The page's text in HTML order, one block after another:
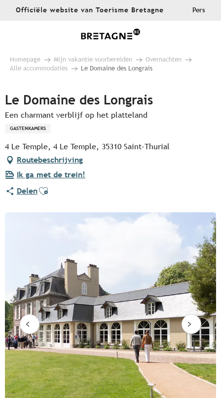
AllerOfficiële website van Toerisme Bretagne Pers
Homepage Mijn vakantie voorbereiden
Overnachten
Alle accommodaties
Le Domaine des Longrais
Le Domaine des Longrais
Een charmant verblijf op het platteland
GASTENKAMERS
4 Le Temple, 4 Le Temple, 35310 Saint-Thurial
Routebeschrijving
Ik ga met de trein!
DelenAjouter aux favoris